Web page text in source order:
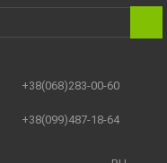
+38(068)283-00-60
+38(099)487-18-64